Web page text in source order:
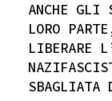
ANCHE GLI
LORO
LIBERARE
SBAGLIATA